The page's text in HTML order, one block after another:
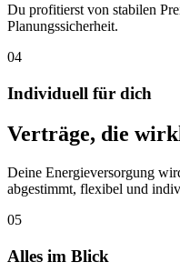
Du profitierst von stabilen
Planungssicherheit.
04
Individuell für dich
Verträge, die
Deine Energieversorgung
abgestimmt, flexibel und
05
Alles im Blick